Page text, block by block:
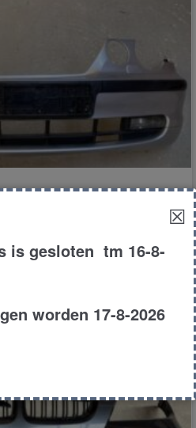
100.00
# 179258
☒
is gesloten tm 16-8-
worden 17-8-2026